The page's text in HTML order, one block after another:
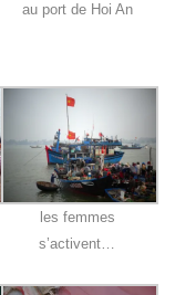
au port de Hoi An
les femmes
s’activent…